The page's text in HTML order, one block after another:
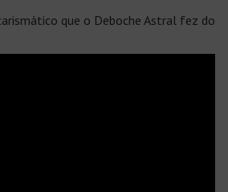
que o Deboche Astral fez do